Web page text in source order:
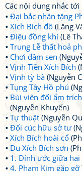
Các nội dung nhắc
Đại bắc nhân tặng
Xích Bích đồ (Lăng
Điệu đồng khí (Lê
Trung Lễ thất hoả
Chơi đầm sen
Vịnh Tiền Xích Bích
Vịnh tỳ bà (Nguyễn
Tụng Tây Hồ phú
Bùi viên đối ẩm
(Nguyễn Khuyến)
Tự thuật (Nguyễn
Đối cúc hữu sở tư
Xích Bích hoài cổ
Du Xích Bích sơn
1. Đính ước giữa hai
4. Phạm Kim gặp gỡ